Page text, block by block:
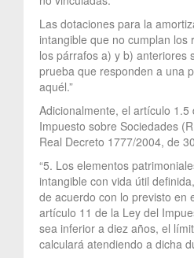
Las dotaciones para la
intangible que no cumplan los
los párrafos a) y b) anteriores
prueba que responden a una
aquél.”
Adicionalmente, el artículo 1.5
Impuesto sobre Sociedades
Real Decreto 1777/2004, de
“5. Los elementos
intangible con vida útil
de acuerdo con lo previsto en
artículo 11 de la Ley del
sea inferior a diez años, el
calculará atendiendo a dicha